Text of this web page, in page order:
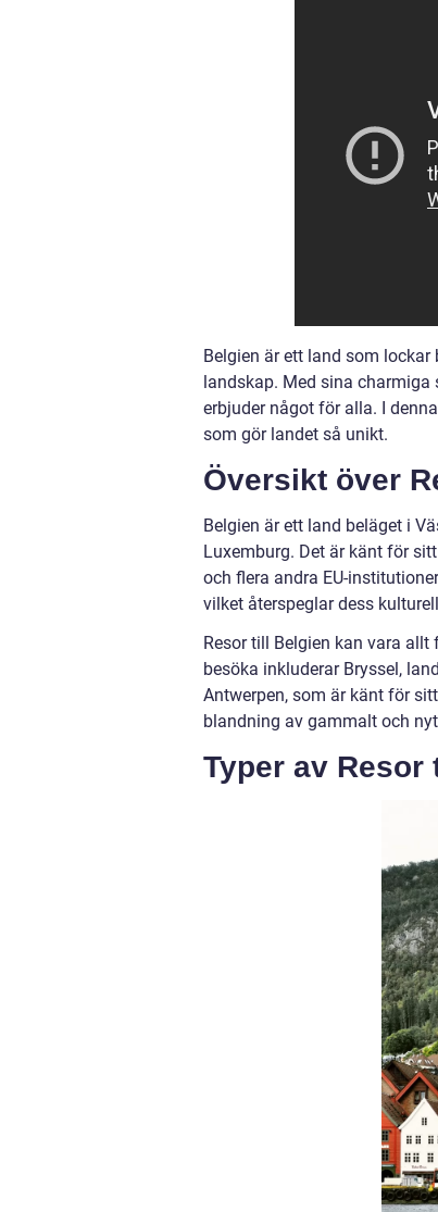
Belgien är ett land som
landskap. Med sina charmiga
erbjuder något för alla. I
som gör landet så unikt.
Översikt över
Belgien är ett land beläget i
Luxemburg. Det är känt för
och flera andra EU-
vilket återspeglar dess
Resor till Belgien kan vara
besöka inkluderar Bryssel,
Antwerpen, som är känt för
blandning av gammalt och
Typer av Resor